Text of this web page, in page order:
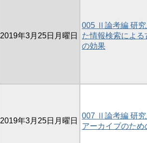
2019年3月25日月曜日
005 Ⅱ論考編 研
た情報検索によ
の効果
2019年3月25日月曜日
007 Ⅱ論考編 研
アーカイブのた